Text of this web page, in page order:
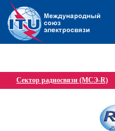
Сектор радиосвязи (МСЭ-R)